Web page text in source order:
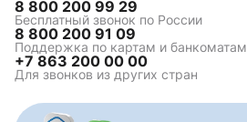
8 800 200 99 29
Бесплатный звонок по России
8 800 200 91 09
Поддержка по картам и банкоматам
+7 863 200 00 00
Для звонков из других стран